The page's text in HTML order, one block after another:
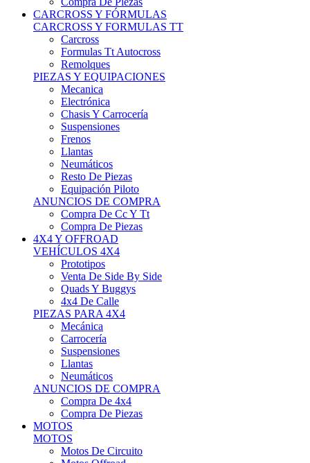
CARCROSS Y FÓRMULAS
CARCROSS Y FORMULAS TT
Carcross
Formulas Tt Autocross
Remolques
PIEZAS Y EQUIPACIONES
Mecanica
Electrónica
Chasis Y Carrocería
Suspensiones
Frenos
Llantas
Neumáticos
Resto De Piezas
Equipación Piloto
ANUNCIOS DE COMPRA
Compra De Cc Y Tt
Compra De Piezas
4X4 Y OFFROAD
VEHÍCULOS 4X4
Prototipos
Venta De Side By Side
Quads Y Buggys
4x4 De Calle
PIEZAS PARA 4X4
Mecánica
Carrocería
Suspensiones
Llantas
Neumáticos
ANUNCIOS DE COMPRA
Compra De 4x4
Compra De Piezas
MOTOS
MOTOS
Motos De Circuito